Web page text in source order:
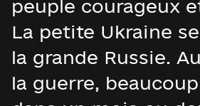
peuple courageux
La petite Ukraine
la grande Russie.
la guerre,